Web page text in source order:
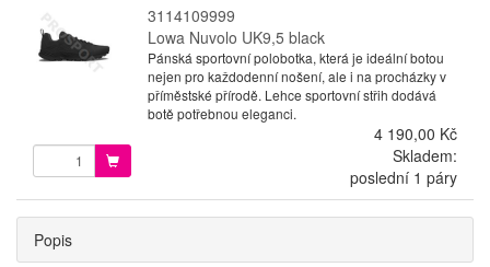
3114109999
Lowa Nuvolo UK9,5 black
Pánská sportovní polobotka, která je ideální botou
nejen pro každodenní nošení, ale i na procházky v
příměstské přírodě. Lehce sportovní střih dodává
botě potřebnou eleganci.
4 190,00 Kč
Skladem:
poslední 1 páry
Popis